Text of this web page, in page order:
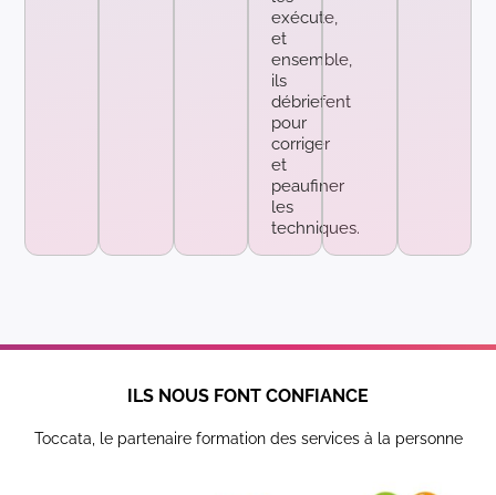
exécute,
et
ensemble,
ils
débriefent
pour
corriger
et
peaufiner
les
techniques.
ILS NOUS FONT CONFIANCE
Toccata, le partenaire formation des services à la personne